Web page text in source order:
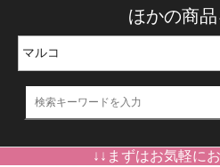
ほかの商
↓↓まずはお気軽に